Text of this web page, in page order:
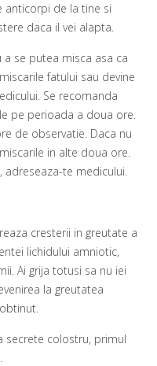
anticorpi de la tine si
daca il vei alapta.
se putea misca asa ca
fatului sau devine
Se recomanda
pe perioada a doua ore.
de observatie. Daca nu
in alte doua ore.
adreseaza-te medicului.
cresterii in greutate a
lichidului amniotic,
Ai grija totusi sa nu iei
la greutatea
secrete colostru, primul